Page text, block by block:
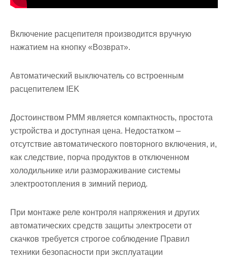
Включение расцепителя производится вручную
нажатием на кнопку «Возврат».
Автоматический выключатель со встроенным
расцепителем IEK
Достоинством РММ является компактность, простота
устройства и доступная цена. Недостатком –
отсутствие автоматического повторного включения, и,
как следствие, порча продуктов в отключенном
холодильнике или размораживание системы
электроотопления в зимний период.
При монтаже реле контроля напряжения и других
автоматических средств защиты электросети от
скачков требуется строгое соблюдение Правил
техники безопасности при эксплуатации